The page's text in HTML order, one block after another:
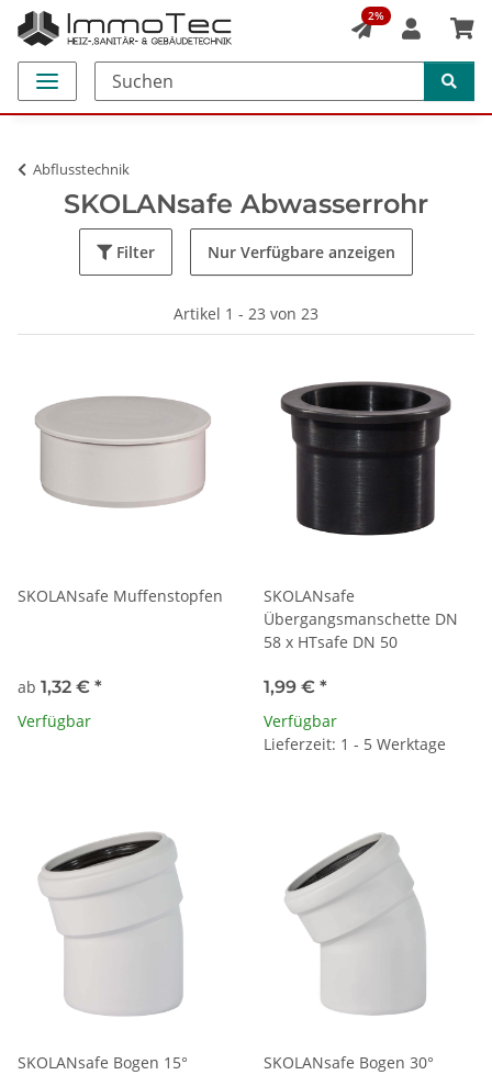
2%
Abflusstechnik
SKOLANsafe Abwasserrohr
Filter Nur Verfügbare anzeigen
Artikel 1 - 23 von 23
SKOLANsafe Muffenstopfen
ab 1,32 € *
Verfügbar
SKOLANsafe
Übergangsmanschette DN
58 x HTsafe DN 50
1,99 € *
Verfügbar
Lieferzeit: 1 - 5 Werktage
SKOLANsafe Bogen 15° SKOLANsafe Bogen 30°